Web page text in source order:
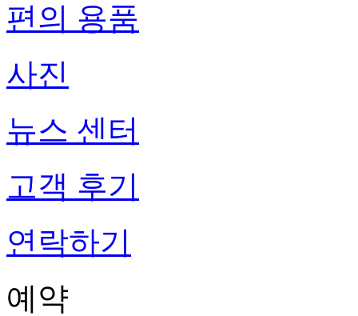
편의 용품
사진
뉴스 센터
고객 후기
연락하기
예약